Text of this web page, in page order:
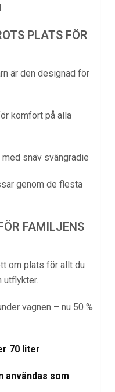
PLATS FÖR
är den designad för
komfort på alla
med snäv svängradie
genom de flesta
FAMILJENS
om plats för allt du
utflykter.
vagnen – nu 50 %
70 liter
användas som